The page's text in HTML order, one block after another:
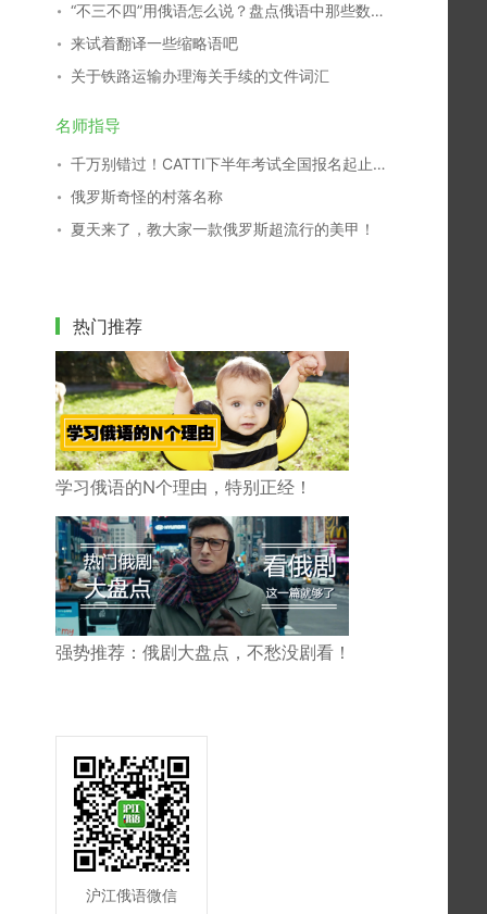
“不三不四”用俄语怎么说？盘点俄语中那些数字谚语
来试着翻译一些缩略语吧
关于铁路运输办理海关手续的文件词汇
名师指导
千万别错过！CATTI下半年考试全国报名起止时间查询表
俄罗斯奇怪的村落名称
夏天来了，教大家一款俄罗斯超流行的美甲！
热门推荐
学习俄语的N个理由，特别正经！
强势推荐：俄剧大盘点，不愁没剧看！
沪江俄语微信